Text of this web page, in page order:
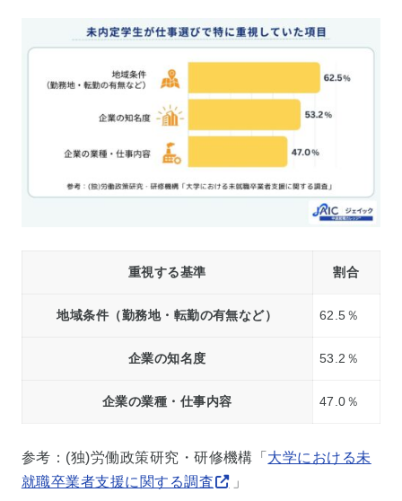
重視する基準 割合
地域条件（勤務地・転勤の有無など） 62.5％
企業の知名度 53.2％
企業の業種・仕事内容 47.0％
参考：(独)労働政策研究・研修機構「 大学における未
就職卒業者支援に関する調査
」